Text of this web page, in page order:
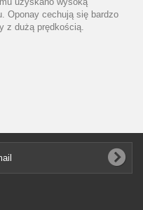
Oponay cechują się bardzo
z dużą prędkością.